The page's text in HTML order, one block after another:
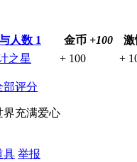
人数 1 金币 +100
之星
+ 100 +
部评分
界充满爱心
具 举报